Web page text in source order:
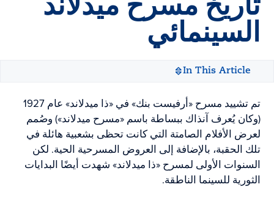
السينمائي
In This Article
تم تشييد مسرح «أرفيست بنك» في «ذا ميدلاند» عام 1927
(وكان يُعرف آنذاك ببساطة باسم «مسرح ميدلاند») وصُمم
لعرض الأفلام الصامتة التي كانت تحظى بشعبية هائلة في
تلك الحقبة، بالإضافة إلى العروض المسرحية الحية. لكن
السنوات الأولى لمسرح «ذا ميدلاند» شهدت أيضًا البدايات
الثورية للسينما الناطقة.